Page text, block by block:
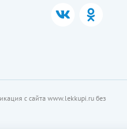
с сайта www.lekkupi.ru без